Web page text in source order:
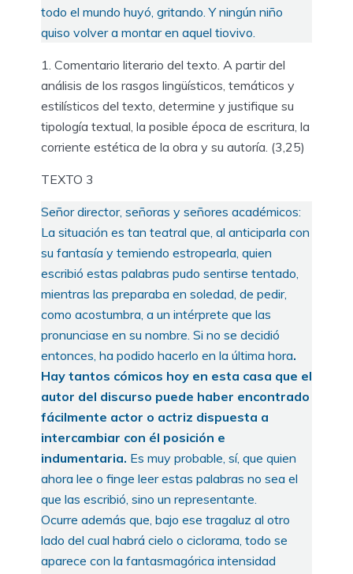
todo el mundo huyó, gritando. Y ningún niño
quiso volver a montar en aquel tiovivo.
Comentario literario del texto. A partir del
análisis de los rasgos lingüísticos, temáticos y
estilísticos del texto, determine y justifique su
tipología textual, la posible época de escritura, la
corriente estética de la obra y su autoría. (3,25)
TEXTO 3
Señor director, señoras y señores académicos:
La situación es tan teatral que, al anticiparla con
su fantasía y temiendo estropearla, quien
escribió estas palabras pudo sentirse tentado,
mientras las preparaba en soledad, de pedir,
como acostumbra, a un intérprete que las
pronunciase en su nombre. Si no se decidió
entonces, ha podido hacerlo en la última hora.
Hay tantos cómicos hoy en esta casa que el
autor del discurso puede haber encontrado
fácilmente actor o actriz dispuesta a
intercambiar con él posición e
indumentaria. Es muy probable, sí, que quien
ahora lee o finge leer estas palabras no sea el
que las escribió, sino un representante.
Ocurre además que, bajo ese tragaluz al otro
lado del cual habrá cielo o ciclorama, todo se
aparece con la fantasmagórica intensidad